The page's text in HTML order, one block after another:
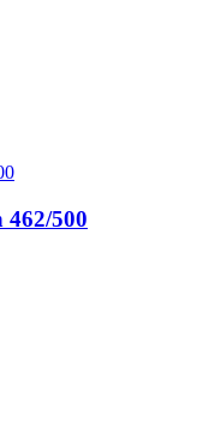
462/500